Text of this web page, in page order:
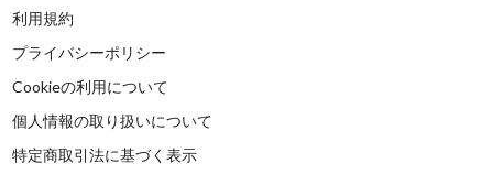
利用規約
プライバシーポリシー
Cookieの利用について
個人情報の取り扱いについて
特定商取引法に基づく表示